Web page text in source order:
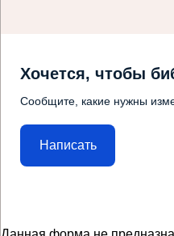
Хочется, чтобы
Сообщите, какие нужны
Написать